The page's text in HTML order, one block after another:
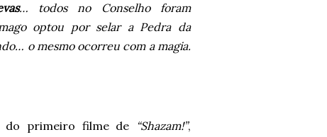
… todos no Conselho foram
optou por selar a Pedra da
o mesmo ocorreu com a magia.
do primeiro filme de “Shazam!”,